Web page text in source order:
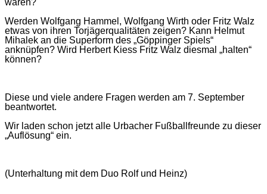
Werden Wolfgang Hammel, Wolfgang Wirth oder Fritz Walz
etwas von ihren Torjägerqualitäten zeigen? Kann Helmut
Mihalek an die Superform des „Göppinger Spiels“
anknüpfen? Wird Herbert Kiess Fritz Walz diesmal „halten“
können?
Diese und viele andere Fragen werden am 7. September
beantwortet.
Wir laden schon jetzt alle Urbacher Fußballfreunde zu dieser
„Auflösung“ ein.
(Unterhaltung mit dem Duo Rolf und Heinz)